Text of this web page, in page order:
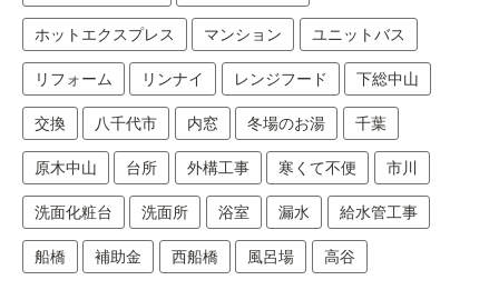
ホットエクスプレス マンション ユニットバス
リフォーム リンナイ レンジフード 下総中山
交換 八千代市 内窓 冬場のお湯 千葉
原木中山 台所 外構工事 寒くて不便 市川
洗面化粧台 洗面所 浴室 漏水 給水管工事
船橋 補助金 西船橋 風呂場 高谷